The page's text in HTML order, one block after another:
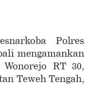
Polres
mengamankan
RT 30,
Teweh Tengah,